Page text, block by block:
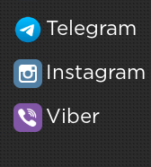
Telegram
Instagram
Viber